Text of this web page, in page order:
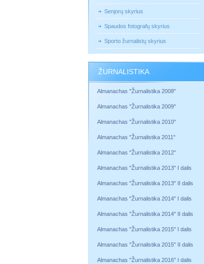
Senjorų skyrius
Spaudos fotografų skyrius
Sporto žurnalistų skyrius
ŽURNALISTIKA
Almanachas "Žurnalistika 2008"
Almanachas "Žurnalistika 2009"
Almanachas "Žurnalistika 2010"
Almanachas "Žurnalistika 2011"
Almanachas "Žurnalistika 2012"
Almanachas "Žurnalistika 2013" I dalis
Almanachas "Žurnalistika 2013" II dalis
Almanachas "Žurnalistika 2014" I dalis
Almanachas "Žurnalistika 2014" II dalis
Almanachas "Žurnalistika 2015" I dalis
Almanachas "Žurnalistika 2015" II dalis
Almanachas "Žurnalistika 2016" I dalis